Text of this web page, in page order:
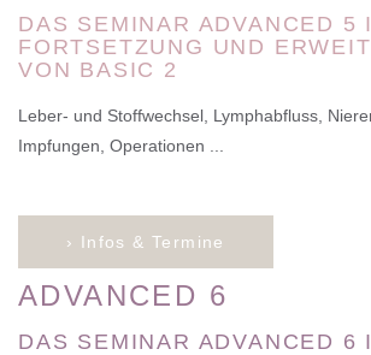
DAS SEMINAR ADVANCED 5
FORTSETZUNG UND
VON BASIC 2
Leber- und Stoffwechsel, Lymphabfluss,
Impfungen, Operationen ...
› Infos & Termine
ADVANCED 6
DAS SEMINAR ADVANCED 6